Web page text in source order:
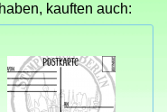
kauften auch: